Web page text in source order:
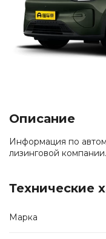
Описание
Информация по
лизинговой компании.
Технические
Марка